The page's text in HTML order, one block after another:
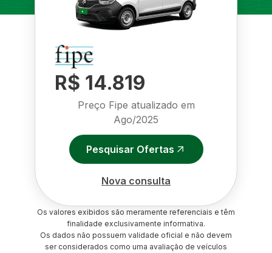
R$ 14.819
Preço Fipe atualizado em
Ago/2025
Pesquisar Ofertas
Nova consulta
Os valores exibidos são meramente referenciais e têm
finalidade exclusivamente informativa.
Os dados não possuem validade oficial e não devem
ser considerados como uma avaliação de veículos